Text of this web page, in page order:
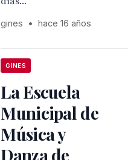
gines • hace 16 años
GINES
La Escuela
Municipal de
Música y
Danza de